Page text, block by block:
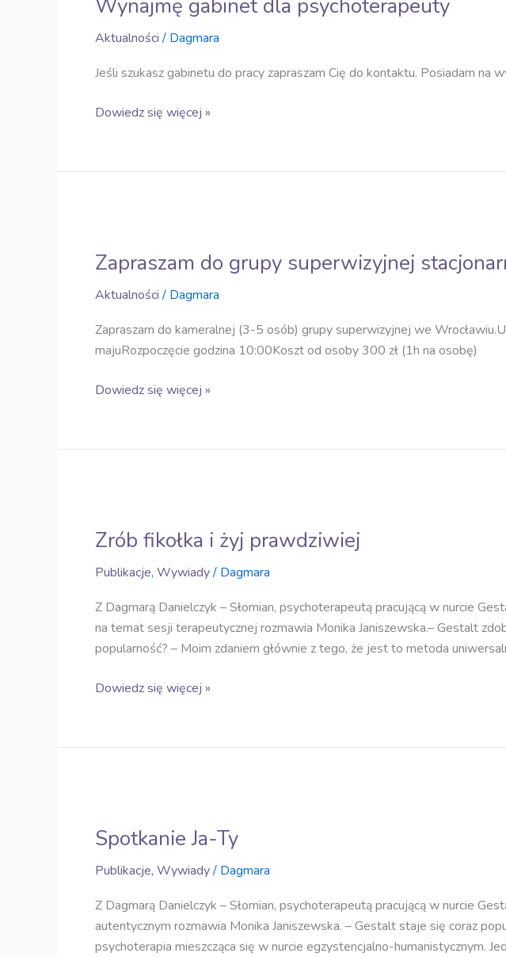
Wynajmę gabinet dla psychoterapeuty
Aktualności/ Dagmara
Jeśli szukasz gabinetu do pracy zapraszam Cię do kontaktu. Posiadam na
dla
Dowiedz się więcej »
Zapraszam do grupy superwizyjnej
Aktualności/ Dagmara
Zapraszam do kameralnej (3-5 osób) grupy superwizyjnej we
majuRozpoczęcie godzina 10:00Koszt od osoby 300 zł (1h na osobę)
grupy
stacjonarnej.
Dowiedz się więcej »
Zrób fikołka i żyj prawdziwiej
Publikacje, Wywiady/ Dagmara
Z Dagmarą Danielczyk – Słomian, psychoterapeutą pracującą w nurcie
na temat sesji terapeutycznej rozmawia Monika Janiszewska.– Gestalt
popularność? – Moim zdaniem głównie z tego, że jest to metoda
i
prawdziwiej
Dowiedz się więcej »
Spotkanie Ja-Ty
Publikacje, Wywiady/ Dagmara
Z Dagmarą Danielczyk – Słomian, psychoterapeutą pracującą w nurcie
autentycznym rozmawia Monika Janiszewska. – Gestalt staje się coraz
psychoterapia mieszcząca się w nurcie egzystencjalno-humanistycznym.
Ty